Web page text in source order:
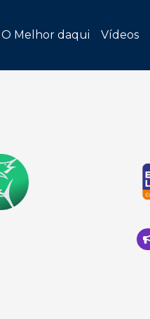
O Melhor daqui Vídeos